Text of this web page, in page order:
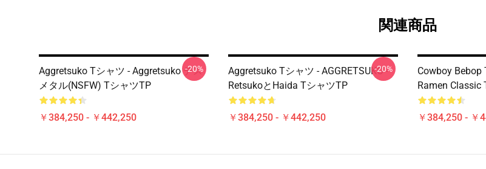
関連商品
Aggretsuko Tシャツ - Aggretsuko デス
メタル(NSFW) TシャツTP
￥384,250 - ￥442,250
-20%
Aggretsuko Tシャツ - AGGRETSUKO -
RetsukoとHaida TシャツTP
￥384,250 - ￥442,250
-20%
Cowboy Bebop
Ramen Classic
￥384,250 - ￥